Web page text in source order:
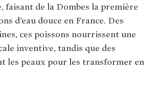
faisant de la Dombes la première
d’eau douce en France. Des
ces poissons nourrissent une
inventive, tandis que des
les peaux pour les transformer en